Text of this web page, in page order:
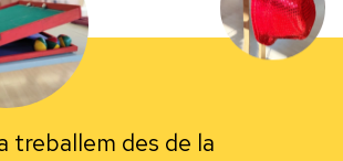
treballem des de la